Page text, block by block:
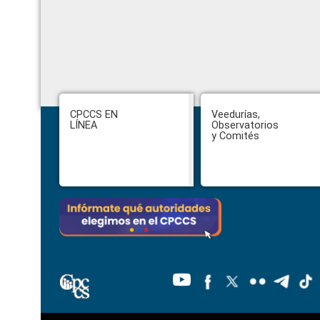
Footer
CPCCS EN
LÍNEA
Veedurías,
Observatorios
y Comités